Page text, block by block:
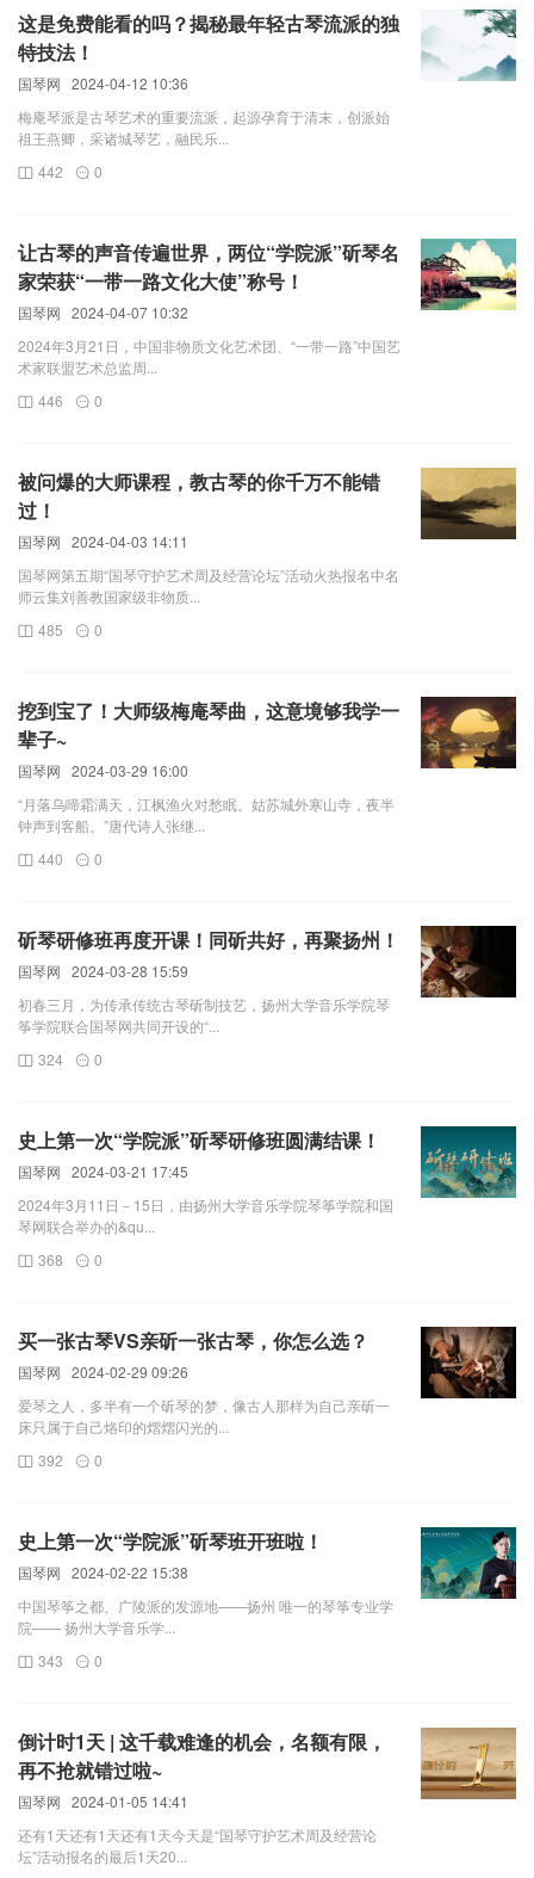
这是免费能看的吗？揭秘最年轻古琴流派的独
特技法！
国琴网 2024-04-12 10:36
梅庵琴派是古琴艺术的重要流派，起源孕育于清末，创派始
祖王燕卿，采诸城琴艺，融民乐...
442
0
让古琴的声音传遍世界，两位“学院派”斫琴名
家荣获“一带一路文化大使”称号！
国琴网 2024-04-07 10:32
2024年3月21日，中国非物质文化艺术团、“一带一路”中国艺
术家联盟艺术总监周...
446
0
被问爆的大师课程，教古琴的你千万不能错
过！
国琴网 2024-04-03 14:11
国琴网第五期“国琴守护艺术周及经营论坛”活动火热报名中名
师云集刘善教国家级非物质...
485
0
挖到宝了！大师级梅庵琴曲，这意境够我学一
辈子~
国琴网 2024-03-29 16:00
“月落乌啼霜满天，江枫渔火对愁眠。姑苏城外寒山寺，夜半
钟声到客船。”唐代诗人张继...
440
0
斫琴研修班再度开课！同斫共好，再聚扬州！
国琴网 2024-03-28 15:59
初春三月，为传承传统古琴斫制技艺，扬州大学音乐学院琴
筝学院联合国琴网共同开设的“...
324
0
史上第一次“学院派”斫琴研修班圆满结课！
国琴网 2024-03-21 17:45
2024年3月11日－15日，由扬州大学音乐学院琴筝学院和国
琴网联合举办的&qu...
368
0
买一张古琴VS亲斫一张古琴，你怎么选？
国琴网 2024-02-29 09:26
爱琴之人，多半有一个斫琴的梦，像古人那样为自己亲斫一
床只属于自己烙印的熠熠闪光的...
392
0
史上第一次“学院派”斫琴班开班啦！
国琴网 2024-02-22 15:38
中国琴筝之都、广陵派的发源地——扬州 唯一的琴筝专业学
院—— 扬州大学音乐学...
343
0
倒计时1天 | 这千载难逢的机会，名额有限，
再不抢就错过啦~
国琴网 2024-01-05 14:41
还有1天还有1天还有1天今天是“国琴守护艺术周及经营论
坛”活动报名的最后1天20...